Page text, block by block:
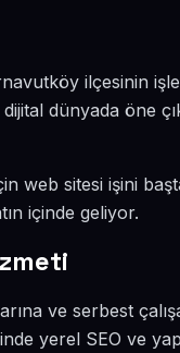
ilçesinin
dünyada öne
web sitesi işini
içinde geliyor.
ve serbest
yerel SEO ve